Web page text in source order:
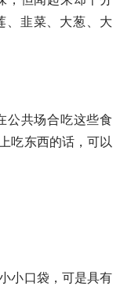
、韭菜、大葱、大
公共场合吃这些食
吃东西的话，可以
小口袋，可是具有